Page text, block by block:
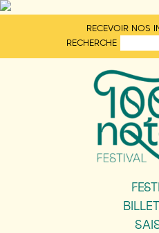
RECEVOIR NOS
RECHERCHE